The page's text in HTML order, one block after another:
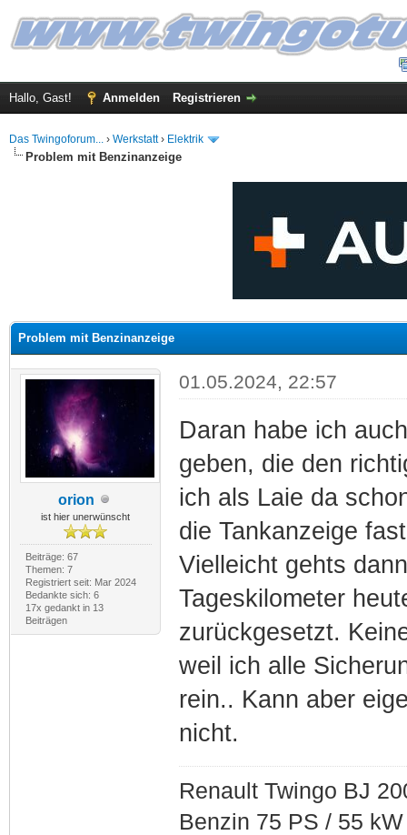
Hallo, Gast! Anmelden Registrieren
Das Twingoforum... › Werkstatt› Elektrik
Problem mit Benzinanzeige
Problem mit Benzinanzeige
orion
ist hier unerwünscht
Beiträge: 67
Themen: 7
Registriert seit: Mar 2024
Bedankte sich: 6
17x gedankt in 13
Beiträgen
01.05.2024, 22:57
Daran habe ich
geben, die den
ich als Laie da
die Tankanzeige
Vielleicht gehts
Tageskilometer
zurückgesetzt.
weil ich alle
rein.. Kann aber
nicht.
Renault Twingo BJ
Benzin 75 PS / 55